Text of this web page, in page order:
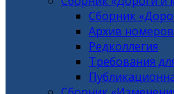
Сборник
Архив номеров
Редколлегия
Требования